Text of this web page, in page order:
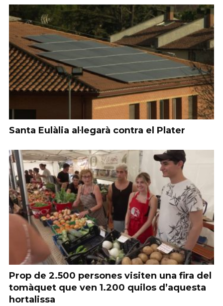
Santa Eulàlia al·legarà contra el Plater
Prop de 2.500 persones visiten una fira del
tomàquet que ven 1.200 quilos d’aquesta
hortalissa